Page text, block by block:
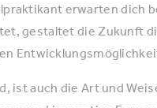
erwarten dich
gestaltet die Zukunft
ist auch die Art und